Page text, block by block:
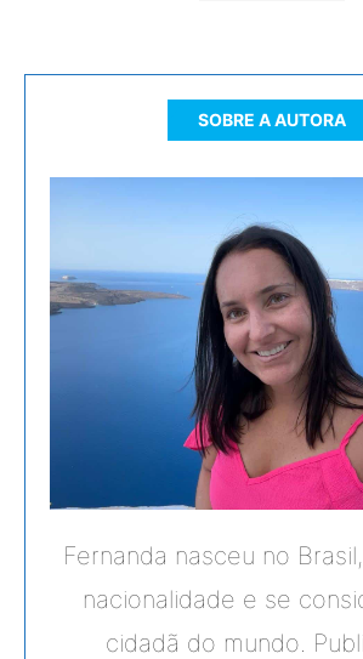
SOBRE A AUTORA
Fernanda nasceu no
nacionalidade e se
cidadã do mundo.